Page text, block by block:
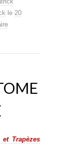
le 20
et Trapèzes